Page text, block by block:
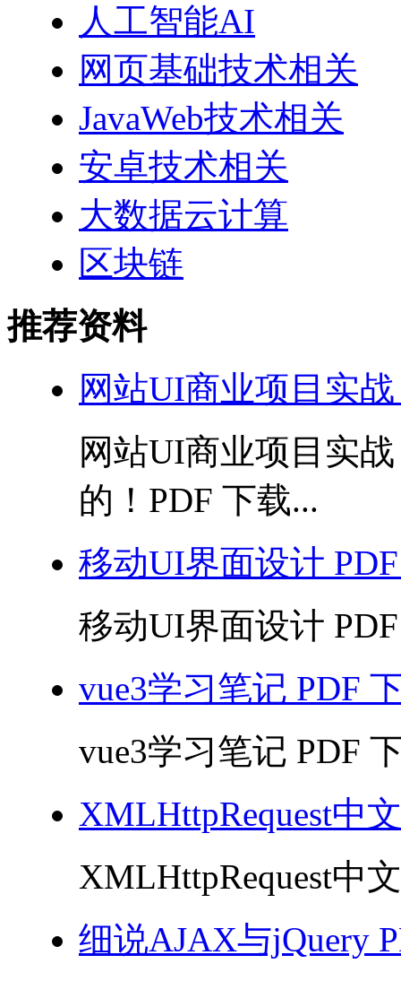
人工智能AI
网页基础技术相关
JavaWeb技术相关
安卓技术相关
大数据云计算
区块链
推荐资料
网站UI商业项目实
网站UI商业项目实
的！PDF 下载...
移动UI界面设计
移动UI界面设计
vue3学习笔记 PDF
vue3学习笔记 PDF
XMLHttpRequest中
XMLHttpRequest中
细说AJAX与jQuery